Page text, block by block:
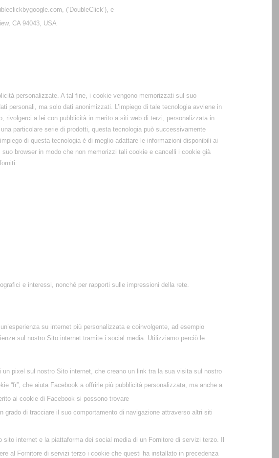
(‘DoubleClick’), e
CA 94043, USA
personalizzate. A tal fine, i cookie vengono memorizzati sul suo
personali, ma solo dati anonimizzati. L’impiego di tale tecnologia avviene in
rivolgerci a lei con pubblicità in merito a siti web di terzi, personalizzata in
particolare serie di prodotti, questa tecnologia può successivamente
di questa tecnologia è di meglio adattare le informazioni disponibili ai
browser in modo che non memorizzi tali cookie e cancelli i cookie già
e interessi, nonché per rapporti sulle impressioni della rete.
su internet più personalizzata e coinvolgente, ad esempio
sul nostro Sito internet tramite i social media. Utilizziamo perciò le
pixel sul nostro Sito internet, che creano un link tra la sua visita sul nostro
“fr”, che aiuta Facebook a offrirle più pubblicità personalizzata, ma anche a
ai cookie di Facebook si possono trovare
grado di tracciare il suo comportamento di navigazione attraverso altri siti
internet e la piattaforma dei social media di un Fornitore di servizi terzo. Il
al Fornitore di servizi terzo i cookie che questi ha installato in precedenza